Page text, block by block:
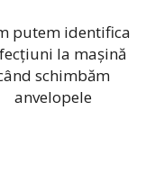
putem identifica
la mașină
schimbăm
anvelopele